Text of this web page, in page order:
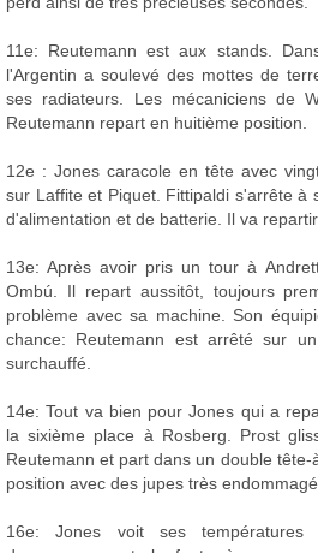
11e: Reutemann est aux stands.
l'Argentin a soulevé des mottes de
ses radiateurs. Les mécaniciens de
Reutemann repart en huitième position.
12e : Jones caracole en tête avec
sur Laffite et Piquet. Fittipaldi s'arrête à
d'alimentation et de batterie. Il va
13e: Après avoir pris un tour à
Ombú. Il repart aussitôt, toujours
problème avec sa machine. Son
chance: Reutemann est arrêté sur
surchauffé.
14e: Tout va bien pour Jones qui a
la sixième place à Rosberg. Prost
Reutemann et part dans un double
position avec des jupes très
16e: Jones voit ses